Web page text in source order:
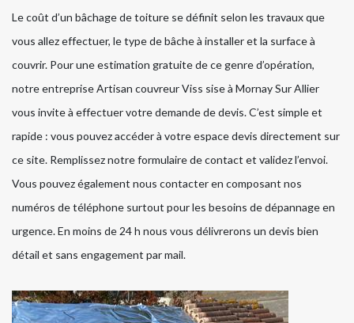
Le coût d’un bâchage de toiture se définit selon les travaux que
vous allez effectuer, le type de bâche à installer et la surface à
couvrir. Pour une estimation gratuite de ce genre d’opération,
notre entreprise Artisan couvreur Viss sise à Mornay Sur Allier
vous invite à effectuer votre demande de devis. C’est simple et
rapide : vous pouvez accéder à votre espace devis directement sur
ce site. Remplissez notre formulaire de contact et validez l’envoi.
Vous pouvez également nous contacter en composant nos
numéros de téléphone surtout pour les besoins de dépannage en
urgence. En moins de 24 h nous vous délivrerons un devis bien
détail et sans engagement par mail.